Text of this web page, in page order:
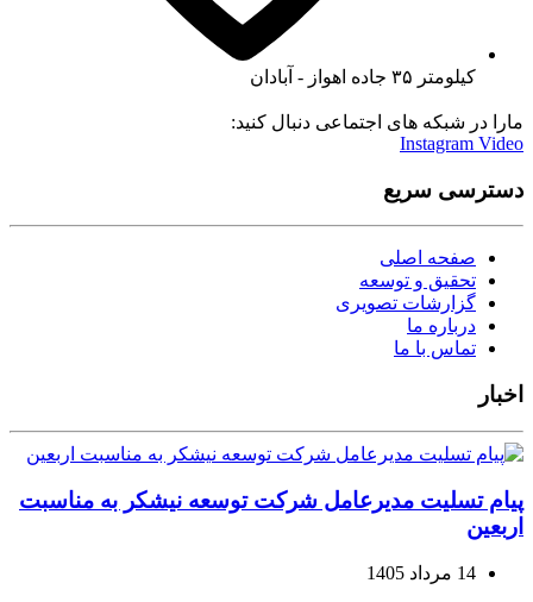
کیلومتر ۳۵ جاده اهواز - آبادان
مارا در شبکه های اجتماعی دنبال کنید:
Instagram Video
دسترسی سریع
صفحه اصلی
تحقیق و توسعه
گزارشات تصویری
درباره ما
تماس با ما
اخبار
پیام تسلیت مدیرعامل شرکت توسعه نیشکر به مناسبت
اربعین
14 مرداد 1405